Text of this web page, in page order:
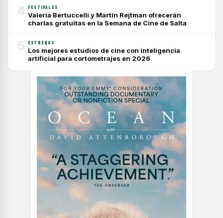
4 FESTIVALES
Valeria Bertuccelli y Martín Rejtman ofrecerán
charlas gratuitas en la Semana de Cine de Salta
5 ESTRENOS
Los mejores estudios de cine con inteligencia
artificial para cortometrajes en 2026